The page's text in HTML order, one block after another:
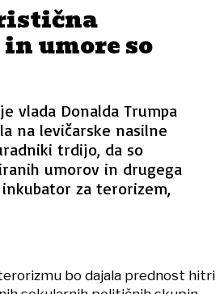
umore so
vlada Donalda Trumpa
na levičarske nasilne
trdijo, da so
umorov in drugega
za terorizem,
bo dajala prednost hitri